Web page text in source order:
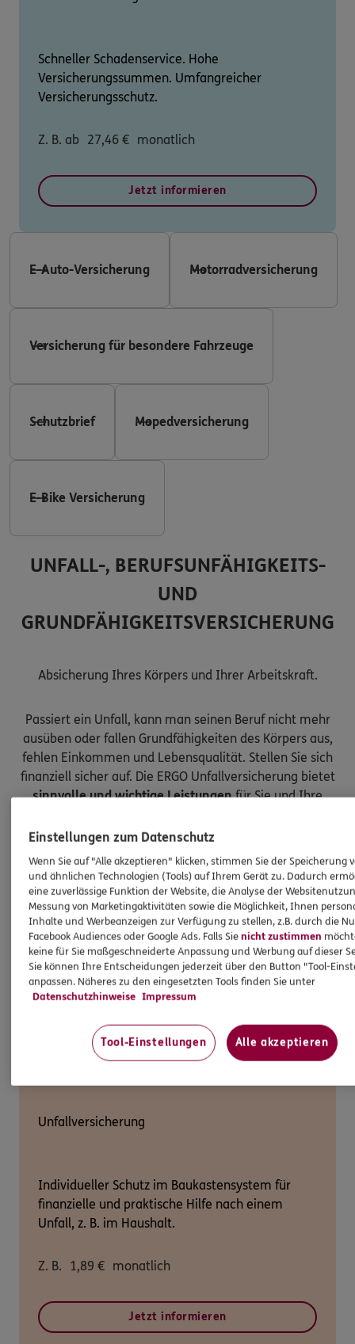
Schneller Schadenservice. Hohe
Versicherungssummen. Umfangreicher
Versicherungsschutz.
Z. B. ab 27,46 € monatlich
Jetzt informieren
E-Auto-Versicherung Motorradversicherung
Versicherung für besondere Fahrzeuge
Schutzbrief Mopedversicherung
E-Bike Versicherung
UNFALL-, BERUFSUNFÄHIGKEITS-
UND
GRUNDFÄHIGKEITSVERSICHERUNG
Absicherung Ihres Körpers und Ihrer Arbeitskraft.
Passiert ein Unfall, kann man seinen Beruf nicht mehr
ausüben oder fallen Grundfähigkeiten des Körpers aus,
fehlen Einkommen und Lebensqualität. Stellen Sie sich
finanziell sicher auf. Die ERGO Unfallversicherung bietet
sinnvolle und wichtige Leistungenfür Sie und Ihre
Unfallversicherung
Individueller Schutz im Baukastensystem für
finanzielle und praktische Hilfe nach einem
Unfall, z. B. im Haushalt.
Z. B. 1,89 € monatlich
Jetzt informieren
Einstellungen zum Datenschutz
Wenn Sie auf "Alle akzeptieren" klicken, stimmen Sie der Speicherung
und ähnlichen Technologien (Tools) auf Ihrem Gerät zu. Dadurch
eine zuverlässige Funktion der Website, die Analyse der
Messung von Marketingaktivitäten sowie die Möglichkeit, Ihnen
Inhalte und Werbeanzeigen zur Verfügung zu stellen, z.B. durch die
Facebook Audiences oder Google Ads. Falls Sienicht zustimmen
keine für Sie maßgeschneiderte Anpassung und Werbung auf dieser
Sie können Ihre Entscheidungen jederzeit über den Button "Tool-
anpassen. Näheres zu den eingesetzten Tools finden Sie unter
Datenschutzhinweise Impressum
Tool-Einstellungen Alle akzeptieren